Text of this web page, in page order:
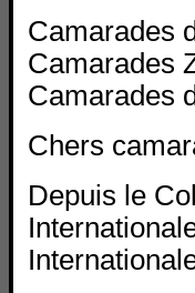
Camarades
Camarades
Camarades
Chers
Depuis le